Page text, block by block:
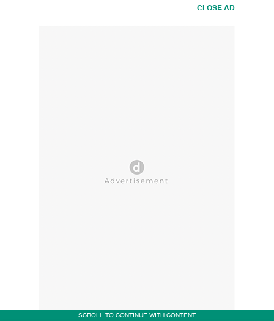
CLOSE AD
SCROLL TO CONTINUE WITH CONTENT